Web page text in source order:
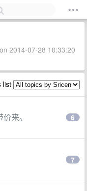
2014-07-28 10:33:20
list
来。 6
7